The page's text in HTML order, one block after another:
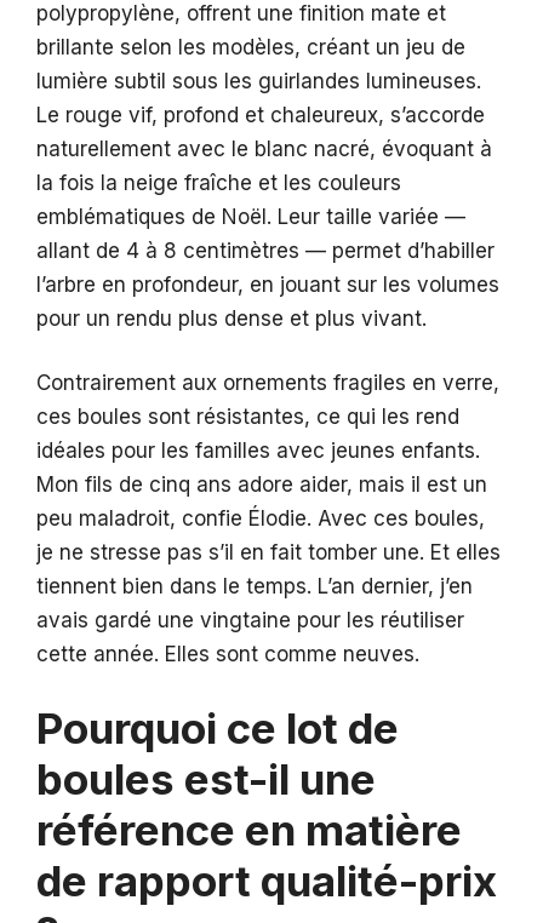
polypropylène, offrent une finition mate et
brillante selon les modèles, créant un jeu de
lumière subtil sous les guirlandes lumineuses.
Le rouge vif, profond et chaleureux, s’accorde
naturellement avec le blanc nacré, évoquant à
la fois la neige fraîche et les couleurs
emblématiques de Noël. Leur taille variée —
allant de 4 à 8 centimètres — permet d’habiller
l’arbre en profondeur, en jouant sur les volumes
pour un rendu plus dense et plus vivant.
Contrairement aux ornements fragiles en verre,
ces boules sont résistantes, ce qui les rend
idéales pour les familles avec jeunes enfants.
Mon fils de cinq ans adore aider, mais il est un
peu maladroit, confie Élodie. Avec ces boules,
je ne stresse pas s’il en fait tomber une. Et elles
tiennent bien dans le temps. L’an dernier, j’en
avais gardé une vingtaine pour les réutiliser
cette année. Elles sont comme neuves.
Pourquoi ce lot de
boules est-il une
référence en matière
de rapport qualité-prix